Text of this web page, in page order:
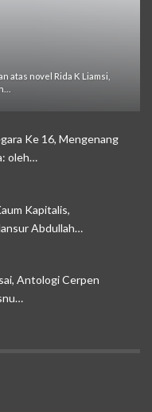
atas novel Rida K Liamsi,
Ke 16, Mengenang
oleh…
Kapitalis,
Abdullah…
Antologi Cerpen